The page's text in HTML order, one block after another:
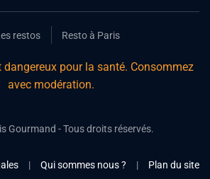
restos Resto à Paris
dangereux pour la santé. Consommez
avec modération.
Gourmand - Tous droits réservés.
| Qui sommes nous ? | Plan du site